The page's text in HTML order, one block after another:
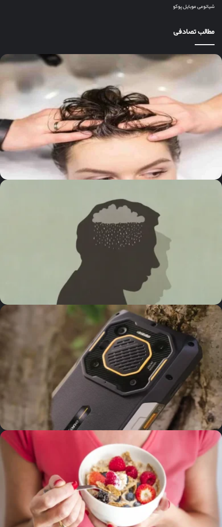
شیائومیموبایلپوکو
مطالب تصادفی